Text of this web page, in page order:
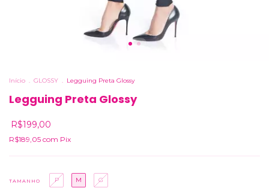
Início . GLOSSY . Legguing Preta Glossy
Legguing Preta Glossy
R$199,00
R$189,05 com Pix
TAMANHO P M G